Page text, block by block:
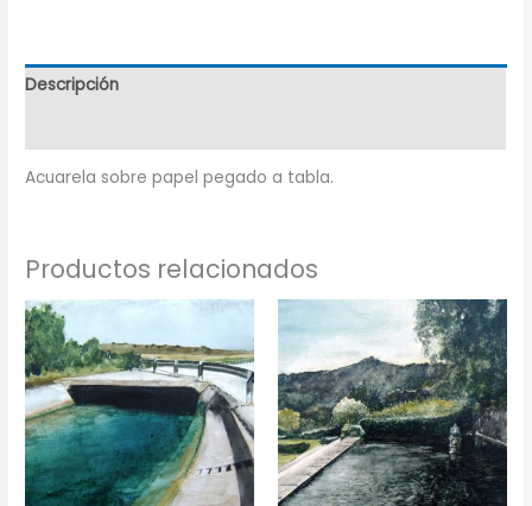
Descripción
Acuarela sobre papel pegado a tabla.
Productos relacionados